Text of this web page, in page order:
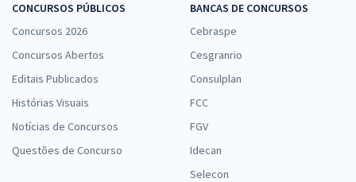
CONCURSOS PÚBLICOS
Concursos 2026
Concursos Abertos
Editais Publicados
Histórias Visuais
Notícias de Concursos
Questões de Concurso
BANCAS DE CONCURSOS
Cebraspe
Cesgranrio
Consulplan
FCC
FGV
Idecan
Selecon